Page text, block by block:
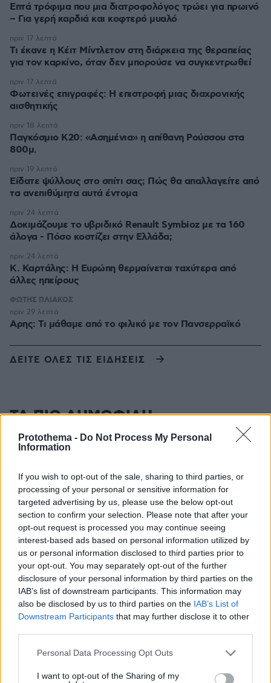
Protothema - Do Not Process My Personal
Information
If you wish to opt-out of the sale, sharing to third parties, or
processing of your personal or sensitive information for
targeted advertising by us, please use the below opt-out
section to confirm your selection. Please note that after your
opt-out request is processed you may continue seeing
interest-based ads based on personal information utilized by
us or personal information disclosed to third parties prior to
your opt-out. You may separately opt-out of the further
disclosure of your personal information by third parties on the
IAB’s list of downstream participants. This information may
also be disclosed by us to third parties on the IAB’s List of
Downstream Participants that may further disclose it to other
Please note that this website/app uses one or more Google
not limited to your visit or usage behaviour. You may click to
Personal Data Processing Opt Outs
I want to opt-out of the Sharing of my
Επτά τρόφιμα που μια διατροφολόγος τρώει για πρωινό
– Για γερή καρδιά και κοφτερό μυαλό
Τι έκανε η Κέιτ Μίντλετον στη διάρκεια της θεραπείας
για τον καρκίνο, όταν δεν μπορούσε να συγκεντρωθεί
πριν 17 λεπτά
Φωτεινές επιγραφές: Η επιστροφή μιας διαχρονικής
αισθητικής
πριν 17 λεπτά
Παγκόσμιο Κ20: «Ασημένια» η απίθανη Ρούσσου στα
800μ.
πριν 18 λεπτά
Είδατε ψύλλους στο σπίτι σας; Πώς θα απαλλαγείτε από
τα ανεπιθύμητα αυτά έντομα
πριν 19 λεπτά
Δοκιμάζουμε το υβριδικό Renault Symbioz με τα 160
άλογα - Πόσο κοστίζει στην Ελλάδα;
πριν 24 λεπτά
Κ. Καρτάλης: Η Ευρώπη θερμαίνεται ταχύτερα από
άλλες ηπείρους
πριν 24 λεπτά
ΦΩΤΗΣ ΠΛΙΑΚΟΣ
Αρης: Τι μάθαμε από το φιλικό με τον Πανσερραϊκό
πριν 29 λεπτά
ΔΕΙΤΕ ΟΛΕΣ ΤΙΣ ΕΙΔΗΣΕΙΣ
ΤΑ ΠΙΟ ΔΗΜΟΦΙΛΗ